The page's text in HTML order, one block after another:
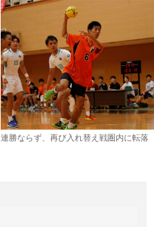
連勝ならず、再び入れ替え戦圏内に転落